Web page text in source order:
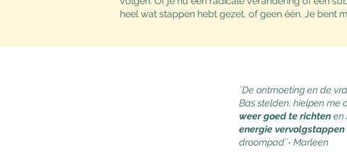
heel wat stappen hebt gezet, of geen één. Je bent
¨De ontmoeting en de
Bas stelden, hielpen me
weer goed te richten en
energie
droompad¨- Marleen